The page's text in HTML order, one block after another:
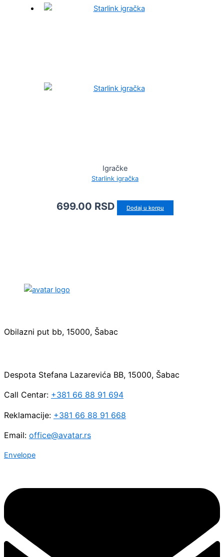
Igračke
Starlink igračka
699.00 RSD Dodaj u korpu
Obilazni put bb, 15000, Šabac
Despota Stefana Lazarevića BB, 15000, Šabac
Call Centar: +381 66 88 91 694
Reklamacije: +381 66 88 91 668
Email: office@avatar.rs
Envelope